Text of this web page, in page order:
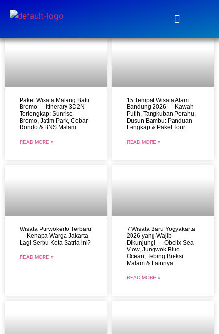
Paket Wisata Malang Batu
Bromo — Itinerary 3D2N
Terlengkap: Sunrise
Bromo, Jatim Park, Coban
Rondo & BNS Malam
READ MORE »
15 Tempat Wisata Alam
Bandung 2026 — Kawah
Putih, Tangkuban Perahu,
Dusun Bambu: Panduan
Lengkap & Paket Tour
READ MORE »
Wisata Purwokerto Terbaru
— Kenapa Warga Jakarta
Lagi Serbu Kota Satria ini?
READ MORE »
7 Wisata Baru Yogyakarta
2026 yang Wajib
Dikunjungi — Obelix Sea
View, Jungwok Blue
Ocean, Tebing Breksi
Malam & Lainnya
READ MORE »